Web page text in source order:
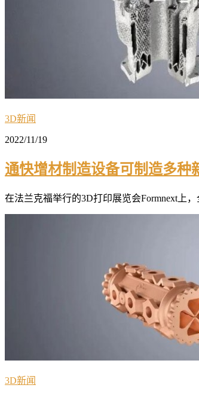
3D新闻
2022/11/19
通快增材制造设备可制造多种
在法兰克福举行的3D打印展览会Formnext上
3D新闻